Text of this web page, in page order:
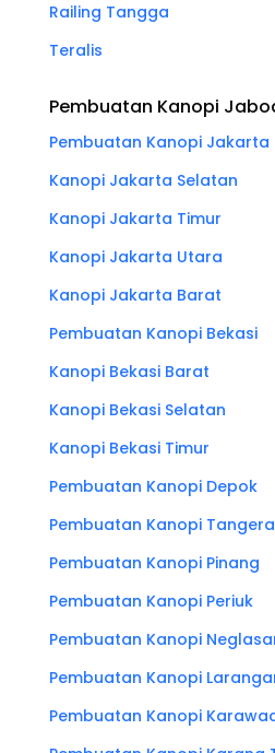
Railing Tangga
Teralis
Pembuatan Kanopi
Pembuatan Kanopi Jakarta
Kanopi Jakarta Selatan
Kanopi Jakarta Timur
Kanopi Jakarta Utara
Kanopi Jakarta Barat
Pembuatan Kanopi Bekasi
Kanopi Bekasi Barat
Kanopi Bekasi Selatan
Kanopi Bekasi Timur
Pembuatan Kanopi Depok
Pembuatan Kanopi
Pembuatan Kanopi Pinang
Pembuatan Kanopi Periuk
Pembuatan Kanopi
Pembuatan Kanopi
Pembuatan Kanopi